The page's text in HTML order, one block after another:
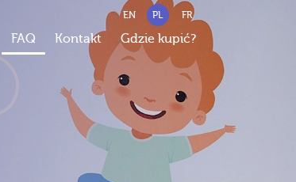
FAQ Kontakt Gdzie kupić?
EN PL FR